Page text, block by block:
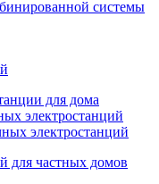
системы
для дома
электростанций
электростанций
для частных домов